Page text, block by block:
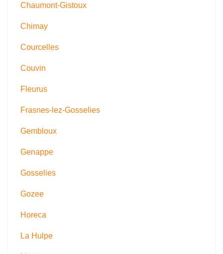
Chaumont-Gistoux
Chimay
Courcelles
Couvin
Fleurus
Frasnes-lez-Gosselies
Gembloux
Genappe
Gosselies
Gozee
Horeca
La Hulpe